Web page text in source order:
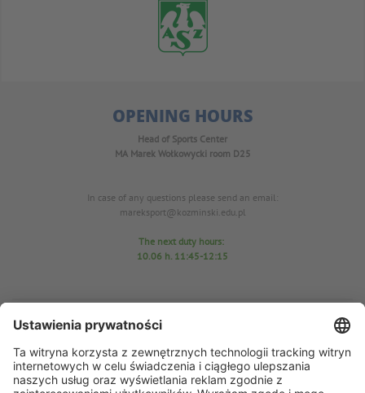
OPENING HOURS
Head of Sports Center
MA Marek Wołkowycki room D25
In case of any questions please send an email:
mareksport@kozminski.edu.pl
The next duty hours:
10.06 h. 11:45-12:15
room D25
In case of any questions please send an email: azs@kozminski.edu.pl
AZS chairman MA Anna Perzyńska